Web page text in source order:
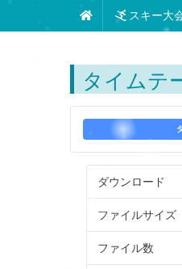
スキー大
タイムテ
ダウンロード
ファイルサイズ
ファイル数